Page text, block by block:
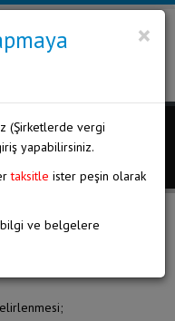
E-Ticaret, Moto
Banabi Kurye,
×
(Şirketlerde vergi
yapabilirsiniz.
taksitle ister peşin olarak
bilgi ve belgelere